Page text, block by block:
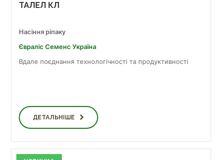
ТАЛЕЛ КЛ
Насіння ріпаку
Євраліс Семенс Україна
Вдале поєднання технологічності та продуктивності
ДЕТАЛЬНІШЕ